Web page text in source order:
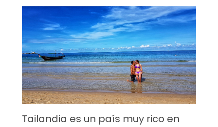
Tailandia es un país muy rico en